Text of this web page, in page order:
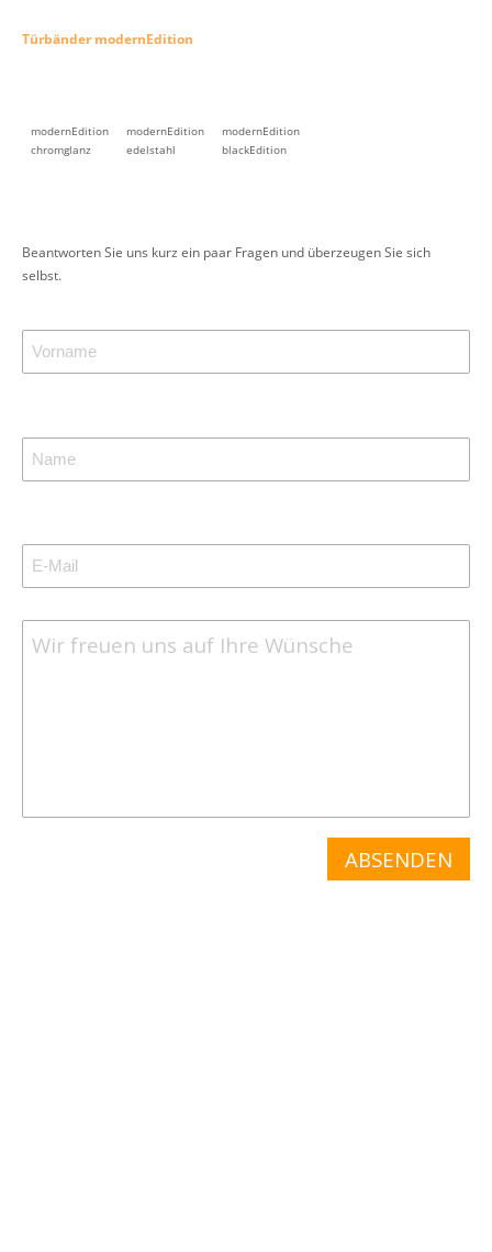
Türbänder modernEdition
modernEdition
chromglanz
modernEdition
edelstahl
modernEdition
blackEdition
Beantworten Sie uns kurz ein paar Fragen und überzeugen Sie sich
selbst.